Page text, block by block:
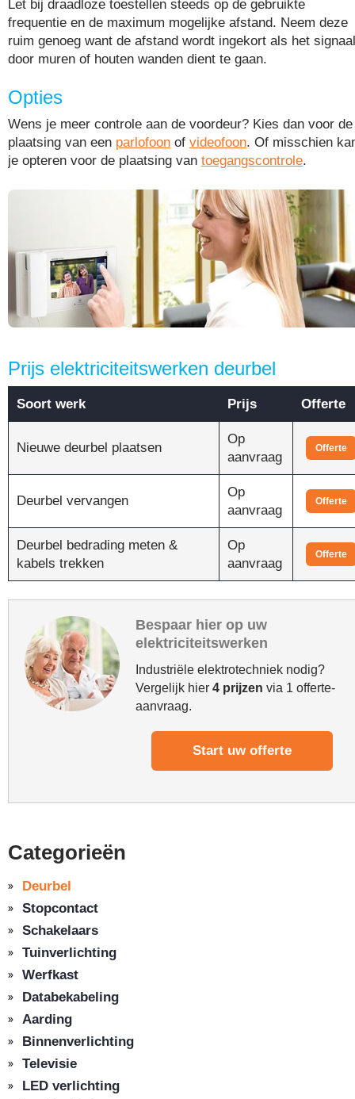
Let bij draadloze toestellen steeds op de gebruikte
frequentie en de maximum mogelijke afstand. Neem deze
ruim genoeg want de afstand wordt ingekort als het signaal
door muren of houten wanden dient te gaan.
Opties
Wens je meer controle aan de voordeur? Kies dan voor de
plaatsing van een parlofoon of videofoon. Of misschien
je opteren voor de plaatsing van toegangscontrole.
Prijs elektriciteitswerken deurbel
Soort werk Prijs Offerte
Nieuwe deurbel plaatsen
Op
aanvraag
Offerte
Deurbel vervangen
Op
aanvraag
Offerte
Deurbel bedrading meten &
kabels trekken
Op
aanvraag
Offerte
Bespaar hier op uw
elektriciteitswerken
Industriële elektrotechniek nodig?
Vergelijk hier 4 prijzen via 1 offerte-
aanvraag.
Start uw offerte
Categorieën
Deurbel
Stopcontact
Schakelaars
Tuinverlichting
Werfkast
Databekabeling
Aarding
Binnenverlichting
Televisie
LED verlichting